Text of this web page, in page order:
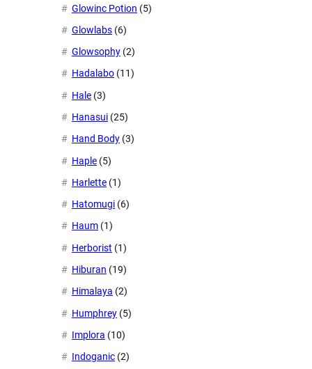
Glowinc Potion (5)
Glowlabs (6)
Glowsophy (2)
Hadalabo (11)
Hale (3)
Hanasui (25)
Hand Body (3)
Haple (5)
Harlette (1)
Hatomugi (6)
Haum (1)
Herborist (1)
Hiburan (19)
Himalaya (2)
Humphrey (5)
Implora (10)
Indoganic (2)